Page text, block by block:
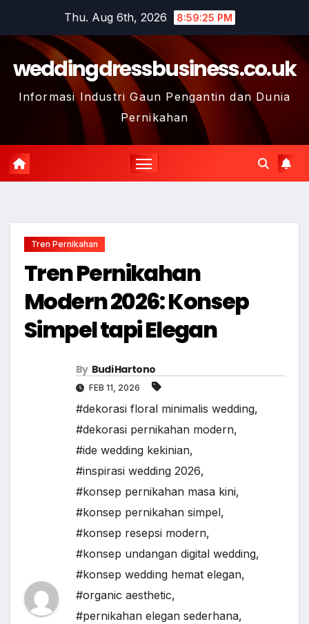
content
Thu. Aug 6th, 2026 8:59:27 PM
weddingdressbusiness.co.uk
Informasi Industri Gaun Pengantin dan Dunia
Pernikahan
Tren Pernikahan
Tren Pernikahan
Modern 2026: Konsep
Simpel tapi Elegan
By Budi Hartono
FEB 11, 2026
#dekorasi floral minimalis wedding,
#dekorasi pernikahan modern,
#ide wedding kekinian,
#inspirasi wedding 2026,
#konsep pernikahan masa kini,
#konsep pernikahan simpel,
#konsep resepsi modern,
#konsep undangan digital wedding,
#konsep wedding hemat elegan,
#organic aesthetic,
#pernikahan elegan sederhana,